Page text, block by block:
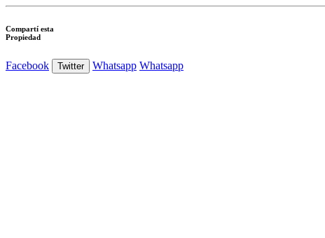
Compartí esta
Propiedad
Facebook Twitter Whatsapp Whatsapp